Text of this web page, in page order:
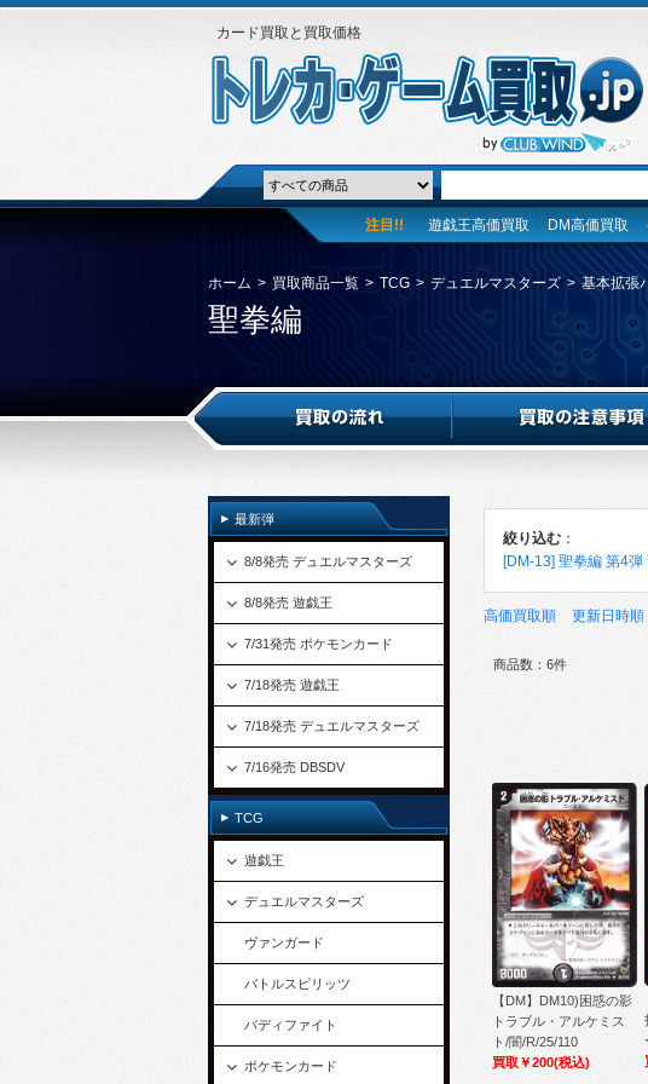
カード買取と買取価格
注目!! 遊戯王高価買取 DM高価買取
ホーム > 買取商品一覧 > TCG > デュエルマスターズ > 基本拡張
聖拳編
絞り込む ：
[DM-13] 聖拳編 第4弾
高価買取順 更新日時順
商品数：6件
【DM】DM10)困惑の影
トラブル・アルケミス
ト/闇/R/25/110
買取￥200(税込)
最新弾
8/8発売 デュエルマスターズ
8/8発売 遊戯王
7/31発売 ポケモンカード
7/18発売 遊戯王
7/18発売 デュエルマスターズ
7/16発売 DBSDV
TCG
遊戯王
デュエルマスターズ
ヴァンガード
バトルスピリッツ
バディファイト
ポケモンカード